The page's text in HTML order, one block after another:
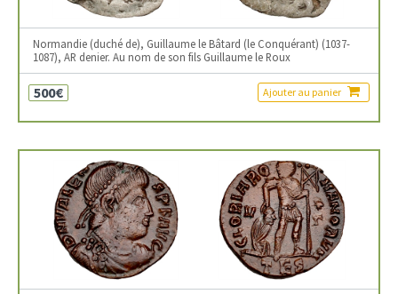
Normandie (duché de), Guillaume le Bâtard (le Conquérant) (1037-
1087), AR denier. Au nom de son fils Guillaume le Roux
500€ Ajouter au panier